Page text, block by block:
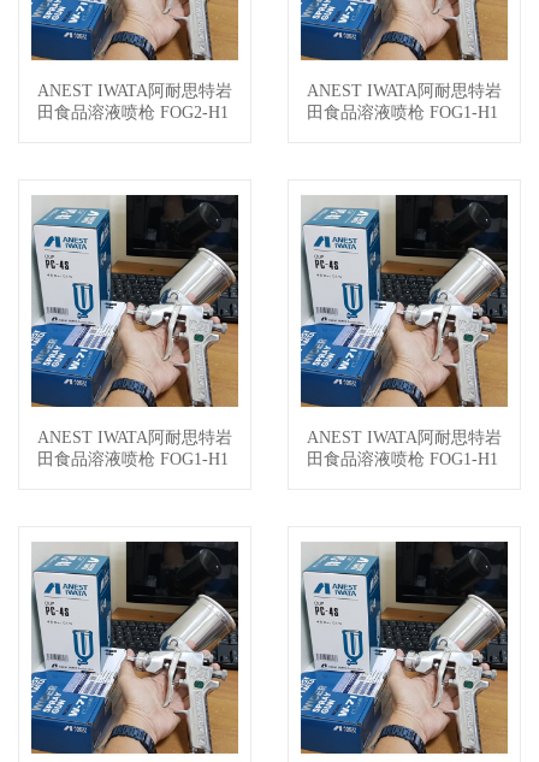
查看详情
ANEST IWATA阿耐思特岩
田食品溶液喷枪 FOG2-H1
查看详情
ANEST IWATA阿耐思特岩
田食品溶液喷枪 FOG1-H1
查看详情
ANEST IWATA阿耐思特岩
田食品溶液喷枪 FOG1-H1
查看详情
ANEST IWATA阿耐思特岩
田食品溶液喷枪 FOG1-H1